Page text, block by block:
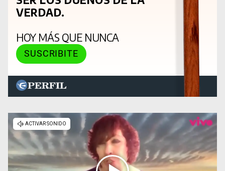
VERDAD.
HOY MÁS QUE NUNCA
SUSCRIBITE